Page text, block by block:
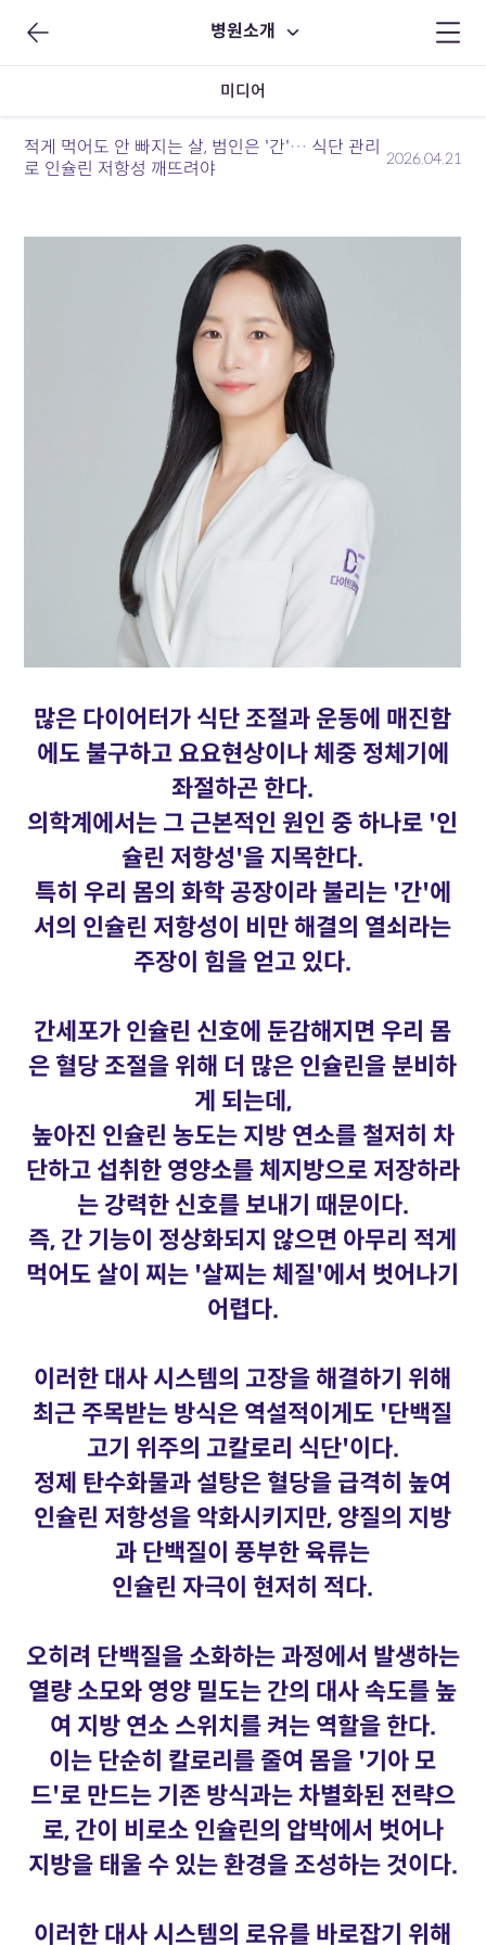
병원소개
미디어
적게 먹어도 안 빠지는 살, 범인은 '간'… 식단 관리
로 인슐린 저항성 깨뜨려야
2026.04.21
많은 다이어터가 식단 조절과 운동에 매진함
에도 불구하고 요요현상이나 체중 정체기에
좌절하곤 한다.
의학계에서는 그 근본적인 원인 중 하나로 '인
슐린 저항성'을 지목한다.
특히 우리 몸의 화학 공장이라 불리는 '간'에
서의 인슐린 저항성이 비만 해결의 열쇠라는
주장이 힘을 얻고 있다.
간세포가 인슐린 신호에 둔감해지면 우리 몸
은 혈당 조절을 위해 더 많은 인슐린을 분비하
게 되는데,
높아진 인슐린 농도는 지방 연소를 철저히 차
단하고 섭취한 영양소를 체지방으로 저장하라
는 강력한 신호를 보내기 때문이다.
즉, 간 기능이 정상화되지 않으면 아무리 적게
먹어도 살이 찌는 '살찌는 체질'에서 벗어나기
어렵다.
이러한 대사 시스템의 고장을 해결하기 위해
최근 주목받는 방식은 역설적이게도 '단백질
고기 위주의 고칼로리 식단'이다.
정제 탄수화물과 설탕은 혈당을 급격히 높여
인슐린 저항성을 악화시키지만, 양질의 지방
과 단백질이 풍부한 육류는
인슐린 자극이 현저히 적다.
오히려 단백질을 소화하는 과정에서 발생하는
열량 소모와 영양 밀도는 간의 대사 속도를 높
여 지방 연소 스위치를 켜는 역할을 한다.
이는 단순히 칼로리를 줄여 몸을 '기아 모
드'로 만드는 기존 방식과는 차별화된 전략으
로, 간이 비로소 인슐린의 압박에서 벗어나
지방을 태울 수 있는 환경을 조성하는 것이다.
이러한 대사 시스템의 로유를 바로잡기 위해